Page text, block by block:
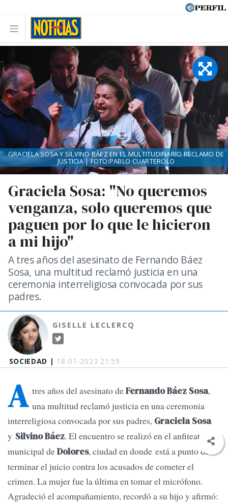
SOCIEDAD | 18-01-2023 21:59
Graciela Sosa: "No queremos
venganza, solo queremos que
paguen por lo que le hicieron
a mi hijo"
A tres años del asesinato de Fernando Báez
Sosa, una multitud reclamó justicia en una
ceremonia interreligiosa convocada por sus
padres.
GISELLE LECLERCQ
GRACIELA SOSA Y SILVINO BÁEZ EN EL MULTITUDINARIO RECLAMO DE
JUSTICIA | FOTO:PABLO CUARTEROLO
A tres años del asesinato deFernando Báez Sosa,
una multitud reclamó justicia en una ceremonia
interreligiosa convocada por sus padres, Graciela Sosa
y Silvino Báez. El encuentro se realizó en el anfiteatro
municipal deDolores, ciudad en donde está a punto de
terminar el juicio contra los acusados de cometer el
crimen. La mujer fue la última en tomar el micrófono.
Agradeció el acompañamiento, recordó a su hijo y afirmó: